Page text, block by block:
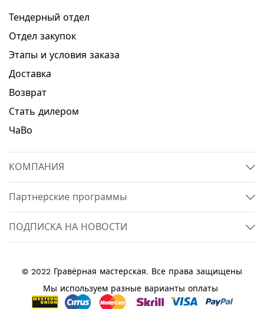
Тендерный отдел
Отдел закупок
Этапы и условия заказа
Доставка
Возврат
Стать дилером
ЧаВо
КОМПАНИЯ
Партнерские программы
ПОДПИСКА НА НОВОСТИ
© 2022 Гравёрная мастерская. Все права защищены
Мы используем разные варианты оплаты